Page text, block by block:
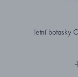
letní botasky